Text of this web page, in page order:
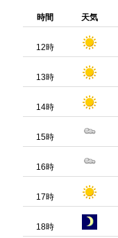
時間 天気
12時
13時
14時
15時
16時
17時
18時